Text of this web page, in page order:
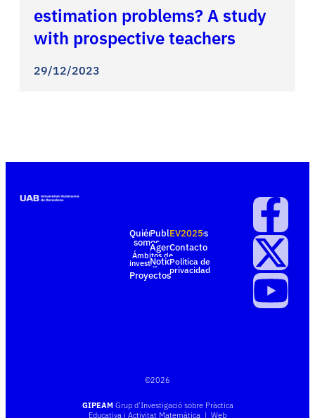
estimation problems? A study
with prospective teachers
29/12/2023
Quiénes
somos
Ámbitos de
investigación
Proyectos
Publicaciones
Agenda
Noticias
EV2025
Contacto
Política de
privacidad
©2026
GIPEAMGrup d’Investigació sobre Pràctica
Educativa i Activitat Matemàtica | Web